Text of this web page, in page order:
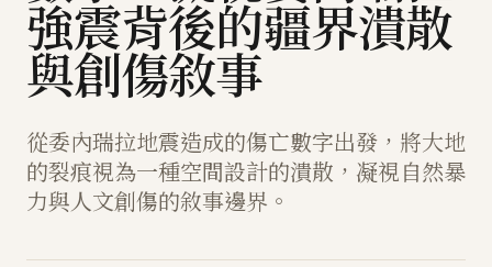
強震背後的疆界潰散
與創傷敘事
從委內瑞拉地震造成的傷亡數字出發，將大地
的裂痕視為一種空間設計的潰散，凝視自然暴
力與人文創傷的敘事邊界。